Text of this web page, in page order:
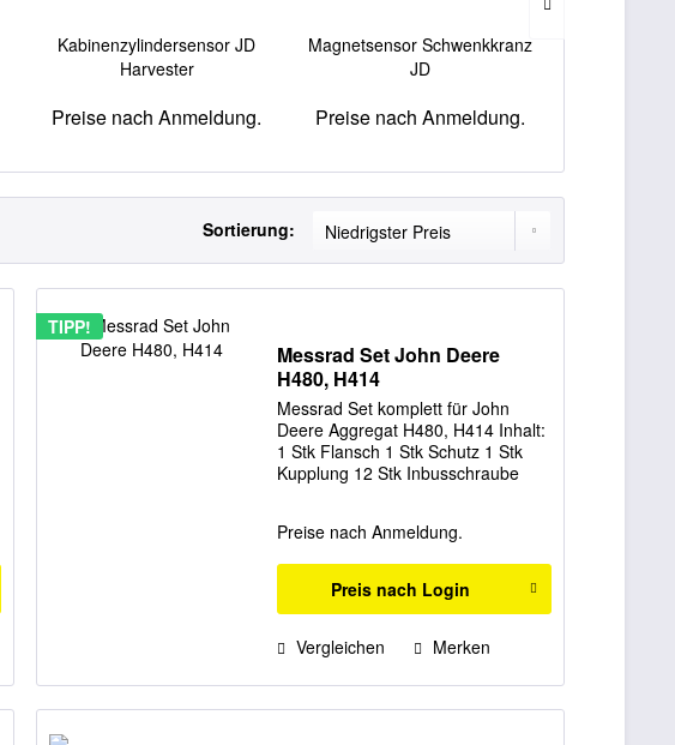
Kabinenzylindersensor JD
Harvester
Preise nach Anmeldung.
Magnetsensor Schwenkkranz
JD
Preise nach Anmeldung.
Sortierung:
TIPP!
Messrad Set John Deere
H480, H414
Messrad Set komplett für John
Deere Aggregat H480, H414 Inhalt:
1 Stk Flansch 1 Stk Schutz 1 Stk
Kupplung 12 Stk Inbusschraube
Preise nach Anmeldung.
Preis nach Login
Vergleichen Merken